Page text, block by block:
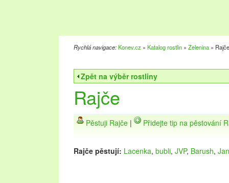
Rychlá navigace:Konev.cz » Katalog rostlin » Zelenina » Rajče
Zpět na výběr rostliny
Rajče
Pěstuji Rajče | Přidejte tip na pěstování
Rajče pěstují: Lacenka, bubli, JVP, Barush,